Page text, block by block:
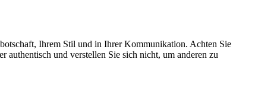
Ihrem Stil und in Ihrer Kommunikation. Achten Sie
authentisch und verstellen Sie sich nicht, um anderen zu